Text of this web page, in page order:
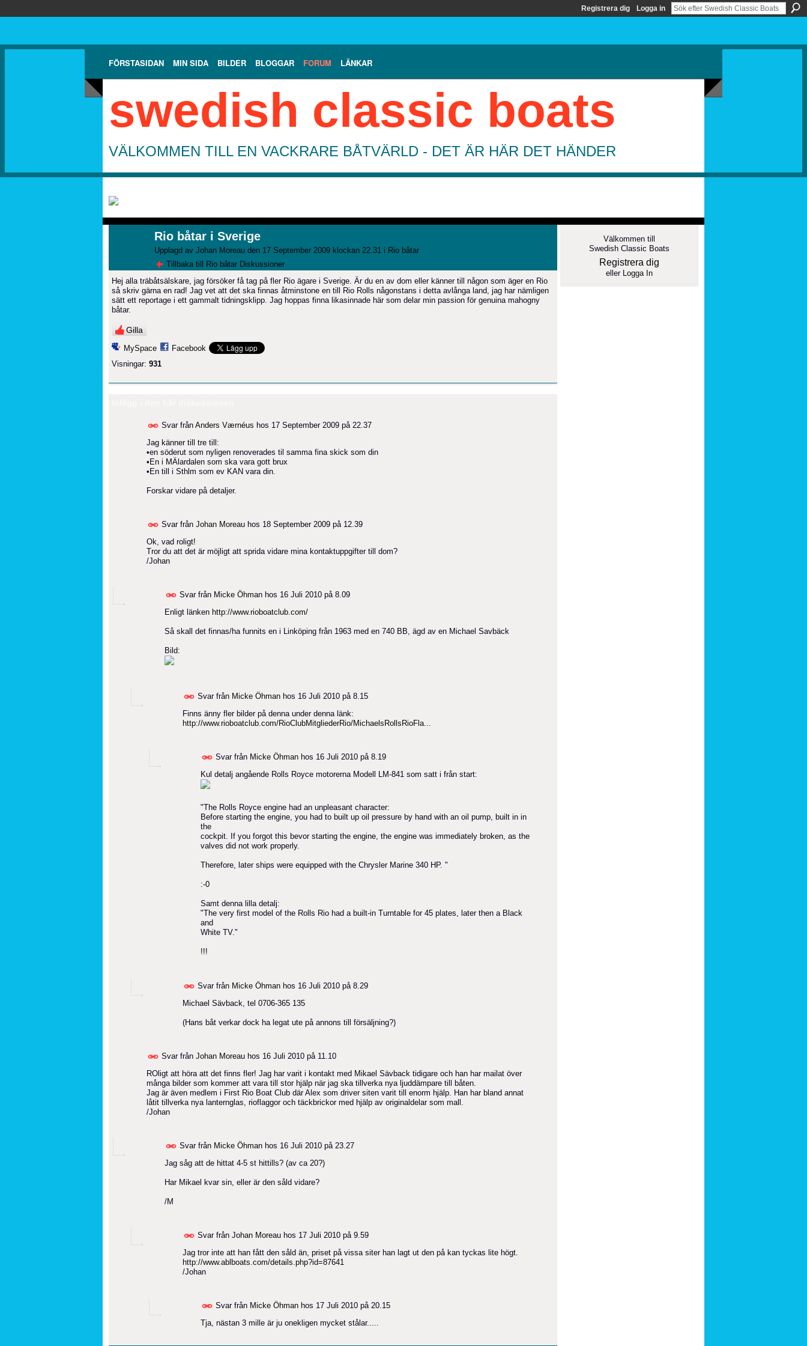
Registrera dig Logga in
FÖRSTASIDAN MIN SIDA BILDER BLOGGAR FORUM LÄNKAR
swedish classic boats
VÄLKOMMEN TILL EN VACKRARE BÅTVÄRLD - DET ÄR HÄR DET HÄNDER
Rio båtar i Sverige
Upplagd av Johan Moreau den 17 September 2009 klockan 22.31 i Rio båtar
Tillbaka till Rio båtar Diskussioner
Hej alla träbåtsälskare, jag försöker få tag på fler Rio ägare i Sverige. Är du en av dom eller känner till någon som äger en Rio
så skriv gärna en rad! Jag vet att det ska finnas åtminstone en till Rio Rolls någonstans i detta avlånga land, jag har nämligen
sätt ett reportage i ett gammalt tidningsklipp. Jag hoppas finna likasinnade här som delar min passion för genuina mahogny
båtar.
Gilla
MySpace
Facebook
Visningar: 931
Svar från Anders Værnéus hos 17 September 2009 på 22.37
Jag känner till tre till:
•en söderut som nyligen renoverades til samma fina skick som din
•En i MÄlardalen som ska vara gott brux
•En till i Sthlm som ev KAN vara din.
Forskar vidare på detaljer.
Svar från Johan Moreau hos 18 September 2009 på 12.39
Ok, vad roligt!
Tror du att det är möjligt att sprida vidare mina kontaktuppgifter till dom?
/Johan
Svar från Micke Öhman hos 16 Juli 2010 på 8.09
Enligt länken http://www.rioboatclub.com/
Så skall det finnas/ha funnits en i Linköping från 1963 med en 740 BB, ägd av en Michael Savbäck
Bild:
Svar från Micke Öhman hos 16 Juli 2010 på 8.15
Finns änny fler bilder på denna under denna länk:
http://www.rioboatclub.com/RioClubMitgliederRio/MichaelsRollsRioFla...
Svar från Micke Öhman hos 16 Juli 2010 på 8.19
Kul detalj angående Rolls Royce motorerna Modell LM-841 som satt i från start:
"The Rolls Royce engine had an unpleasant character:
Before starting the engine, you had to built up oil pressure by hand with an oil pump, built in in
the
cockpit. If you forgot this bevor starting the engine, the engine was immediately broken, as the
valves did not work properly.
Therefore, later ships were equipped with the Chrysler Marine 340 HP. "
:-0
Samt denna lilla detalj:
"The very first model of the Rolls Rio had a built-in Turntable for 45 plates, later then a Black
and
White TV."
!!!
Svar från Micke Öhman hos 16 Juli 2010 på 8.29
Michael Sävback, tel 0706-365 135
(Hans båt verkar dock ha legat ute på annons till försäljning?)
Svar från Johan Moreau hos 16 Juli 2010 på 11.10
ROligt att höra att det finns fler! Jag har varit i kontakt med Mikael Sävback tidigare och han har mailat över
många bilder som kommer att vara till stor hjälp när jag ska tillverka nya ljuddämpare till båten.
Jag är även medlem i First Rio Boat Club där Alex som driver siten varit till enorm hjälp. Han har bland annat
låtit tillverka nya lanternglas, rioflaggor och täckbrickor med hjälp av originaldelar som mall.
/Johan
Svar från Micke Öhman hos 16 Juli 2010 på 23.27
Jag såg att de hittat 4-5 st hittills? (av ca 20?)
Har Mikael kvar sin, eller är den såld vidare?
/M
Svar från Johan Moreau hos 17 Juli 2010 på 9.59
Jag tror inte att han fått den såld än, priset på vissa siter han lagt ut den på kan tyckas lite högt.
http://www.ablboats.com/details.php?id=87641
/Johan
Svar från Micke Öhman hos 17 Juli 2010 på 20.15
Tja, nästan 3 mille är ju onekligen mycket stålar.....
Välkommen till
Swedish Classic Boats
Registrera dig
eller Logga In